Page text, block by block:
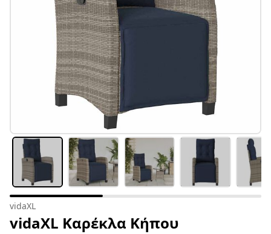
vidaXL
vidaXL Καρέκλα Κήπου